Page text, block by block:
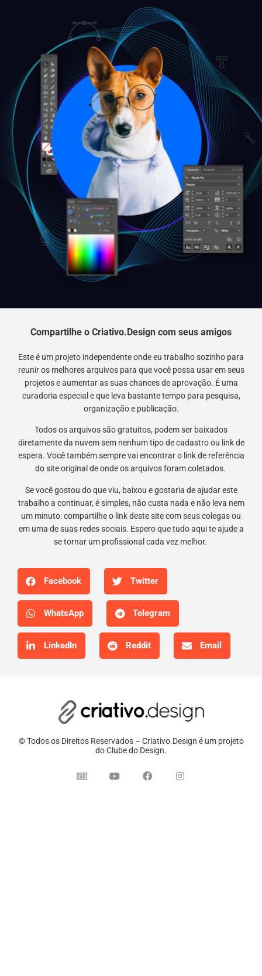
Compartilhe o Criativo.Design com seus amigos
Este é um projeto independente onde eu trabalho sozinho para
reunir os melhores arquivos para que você possa usar em seus
projetos e aumentar as suas chances de aprovação. É uma
curadoria especial e que leva bastante tempo para pesquisa,
organização e publicação.
Todos os arquivos são gratuitos, podem ser baixados
diretamente da nuvem sem nenhum tipo de cadastro ou link de
espera. Você também sempre vai encontrar o link de referência
do site original de onde os arquivos foram coletados.
Se você gostou do que viu, baixou e gostaria de ajudar este
trabalho a continuar, é simples, não custa nada e não leva nem
um minuto: compartilhe o link deste site com seus colegas ou
em uma de suas redes sociais. Espero que tudo aqui te ajude a
se tornar um profissional cada vez melhor.
Facebook Twitter
WhatsApp Telegram
LinkedIn Reddit Email
© Todos os Direitos Reservados – Criativo.Design é um projeto
do Clube do Design.